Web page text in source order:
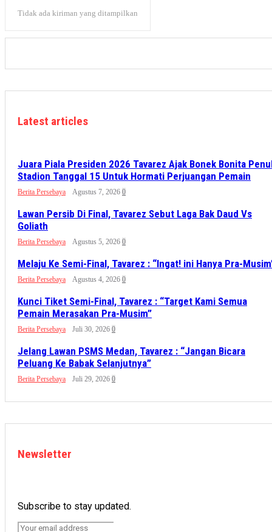
Tidak ada kiriman yang ditampilkan
Latest articles
Juara Piala Presiden 2026 Tavarez Ajak Bonek Bonita
Stadion Tanggal 15 Untuk Hormati Perjuangan Pemain
Berita Persebaya Agustus 7, 2026 0
Lawan Persib Di Final, Tavarez Sebut Laga Bak Daud Vs
Goliath
Berita Persebaya Agustus 5, 2026 0
Melaju Ke Semi-Final, Tavarez : “Ingat! ini Hanya Pra-
Berita Persebaya Agustus 4, 2026 0
Kunci Tiket Semi-Final, Tavarez : “Target Kami Semua
Pemain Merasakan Pra-Musim”
Berita Persebaya Juli 30, 2026 0
Jelang Lawan PSMS Medan, Tavarez : “Jangan Bicara
Peluang Ke Babak Selanjutnya”
Berita Persebaya Juli 29, 2026 0
Newsletter
Subscribe to stay updated.